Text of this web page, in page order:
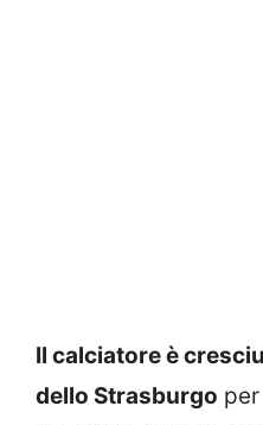
Il calciatore è
dello Strasburgo